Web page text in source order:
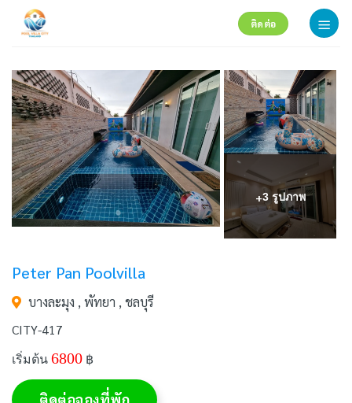
ติดต่อ
+3 รูปภาพ
Peter Pan Poolvilla
บางละมุง , พัทยา , ชลบุรี
CITY-417
เริ่มต้น 6800 ฿